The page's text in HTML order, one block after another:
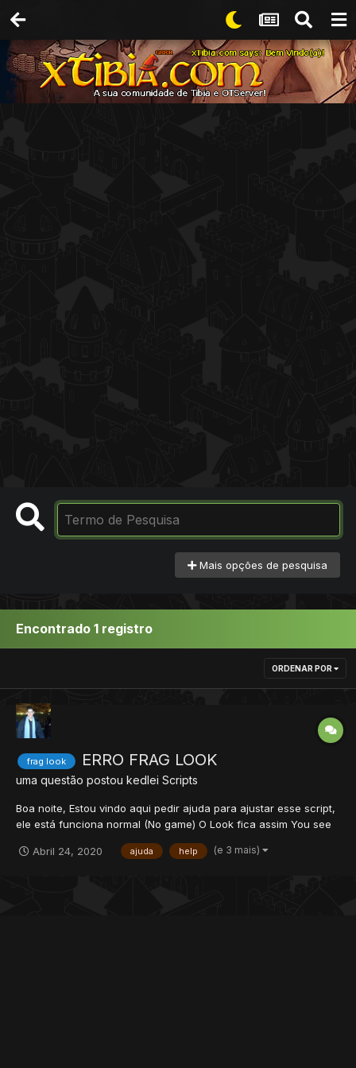
Mais opções de pesquisa
Encontrado 1 registro
ORDENAR POR
frag look ERRO FRAG LOOK
uma questão postou kedlei Scripts
Boa noite, Estou vindo aqui pedir ajuda para ajustar esse script,
ele está funciona normal (No game) O Look fica assim You see
the Endless order. [Frags: 38], [Critical: 0], [Dodge: 46] ele
Abril 24, 2020 ajuda help (e 3 mais)